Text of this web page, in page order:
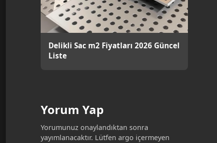
Delikli Sac m2 Fiyatları 2026 Güncel
Liste
Yorum Yap
Yorumunuz onaylandıktan sonra
yayımlanacaktır. Lütfen argo içermeyen